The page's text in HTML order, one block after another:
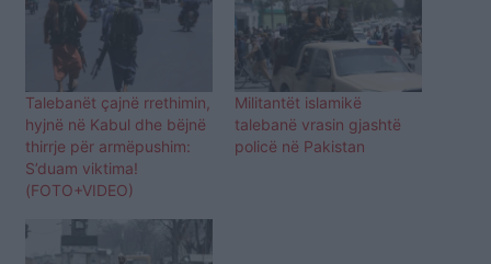
Talebanët çajnë rrethimin,
hyjnë në Kabul dhe bëjnë
thirrje për armëpushim:
S’duam viktima!
(FOTO+VIDEO)
Militantёt islamikë
talebanë vrasin gjashtë
policё në Pakistan